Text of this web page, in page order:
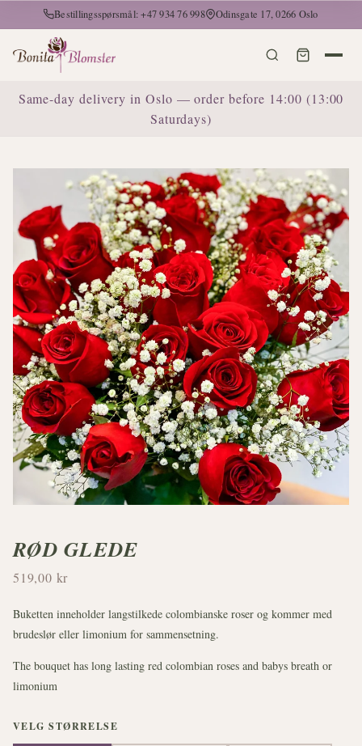
Bestillingsspørsmål: +47 934 76 998 Odinsgate 17, 0266 Oslo
Same-day delivery in Oslo — order before 14:00 (13:00
Saturdays)
RØD GLEDE
519,00 kr
Buketten inneholder langstilkede colombianske roser og kommer med
brudeslør eller limonium for sammensetning.
The bouquet has long lasting red colombian roses and babys breath or
limonium
VELG STØRRELSE